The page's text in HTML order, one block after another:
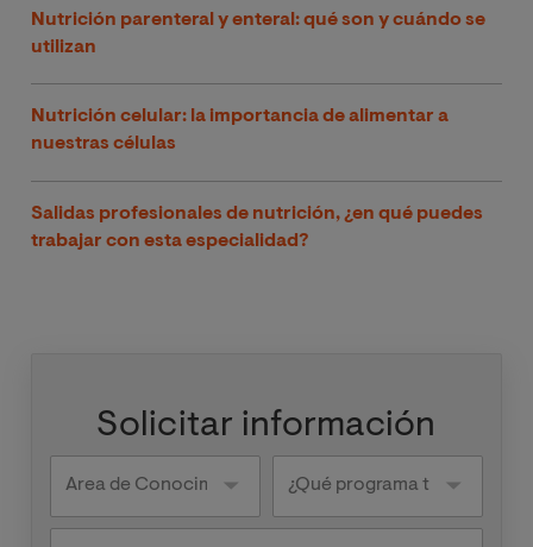
Nutrición parenteral y enteral: qué son y cuándo se
utilizan
Nutrición celular: la importancia de alimentar a
nuestras células
Salidas profesionales de nutrición, ¿en qué puedes
trabajar con esta especialidad?
Solicitar información
programa
te